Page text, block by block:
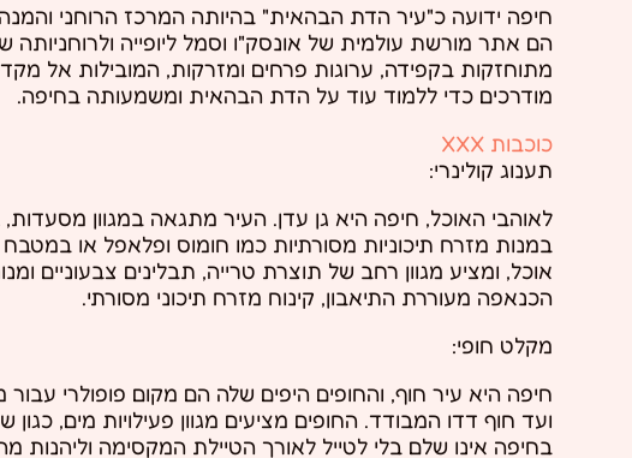
חיפה ידועה כ"עיר הדת הבהאית" בהיותה המרכז הרוחני
הם אתר מורשת עולמית של אונסק"ו וסמל ליופייה
מתוחזקות בקפידה, ערוגות פרחים ומזרקות, המובילות אל
מודרכים כדי ללמוד עוד על הדת הבהאית ומשמעותה בחיפה.
כוכבות XXX
תענוג קולינרי:
לאוהבי האוכל, חיפה היא גן עדן. העיר מתגאה במגוון
במנות מזרח תיכוניות מסורתיות כמו חומוס ופלאפל או
אוכל, ומציע מגוון רחב של תוצרת טרייה, תבלינים צבעוניים
הכנאפה מעוררת התיאבון, קינוח מזרח תיכוני מסורתי.
מקלט חופי:
חיפה היא עיר חוף, והחופים היפים שלה הם מקום פופולרי
ועד חוף דדו המבודד. החופים מציעים מגוון פעילויות מים,
בחיפה אינו שלם בלי לטייל לאורך הטיילת המקסימה וליהנות